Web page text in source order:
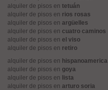
alquiler de pisos en tetuán
alquiler de pisos en rios rosas
alquiler de pisos en argüelles
alquiler de pisos en cuatro caminos
alquiler de pisos en el viso
alquiler de pisos en retiro
alquiler de pisos en hispanoamerica
alquiler de pisos en goya
alquiler de pisos en lista
alquiler de pisos en arturo soria